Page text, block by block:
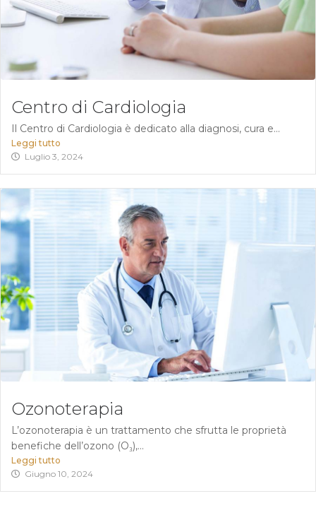
Centro di Cardiologia
Il Centro di Cardiologia è dedicato alla diagnosi, cura e...
Leggi tutto
Luglio 3, 2024
Ozonoterapia
L’ozonoterapia è un trattamento che sfrutta le proprietà
benefiche dell’ozono (O₃),...
Leggi tutto
Giugno 10, 2024